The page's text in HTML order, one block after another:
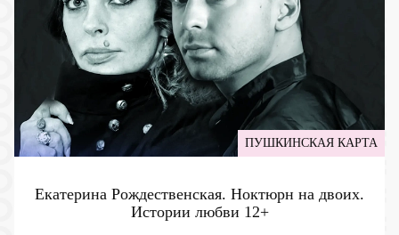
ПУШКИНСКАЯ КАРТА
Екатерина Рождественская. Ноктюрн на двоих.
Истории любви 12+